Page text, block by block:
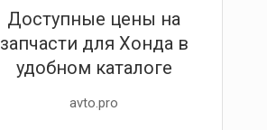
Доступные цены на
запчасти для Хонда в
удобном каталоге
avto.pro